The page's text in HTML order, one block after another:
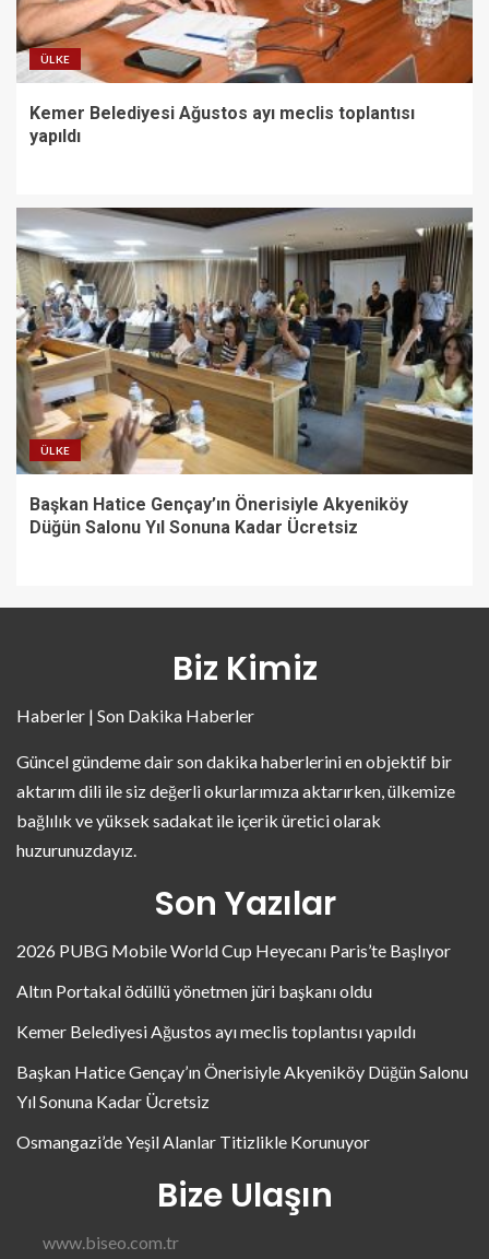
ÜLKE
Kemer Belediyesi Ağustos ayı meclis toplantısı
yapıldı
ÜLKE
Başkan Hatice Gençay’ın Önerisiyle Akyeniköy
Düğün Salonu Yıl Sonuna Kadar Ücretsiz
Biz Kimiz
Haberler | Son Dakika Haberler
Güncel gündeme dair son dakika haberlerini en objektif bir
aktarım dili ile siz değerli okurlarımıza aktarırken, ülkemize
bağlılık ve yüksek sadakat ile içerik üretici olarak
huzurunuzdayız.
Son Yazılar
2026 PUBG Mobile World Cup Heyecanı Paris’te Başlıyor
Altın Portakal ödüllü yönetmen jüri başkanı oldu
Kemer Belediyesi Ağustos ayı meclis toplantısı yapıldı
Başkan Hatice Gençay’ın Önerisiyle Akyeniköy Düğün Salonu
Yıl Sonuna Kadar Ücretsiz
Osmangazi’de Yeşil Alanlar Titizlikle Korunuyor
Bize Ulaşın
www.biseo.com.tr